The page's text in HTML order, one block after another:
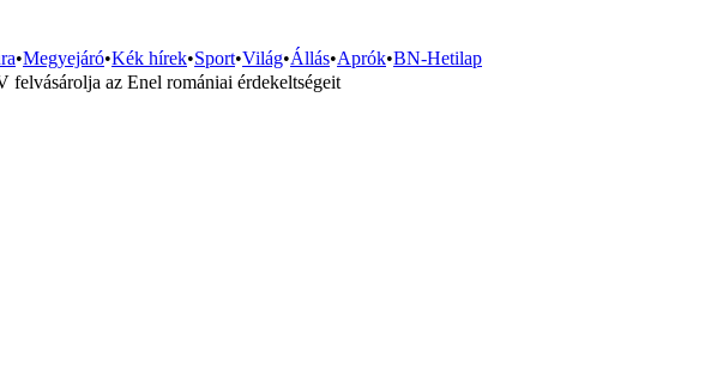
•Megyejáró•Kék hírek•Sport•Világ•Állás•Aprók•BN-Hetilap
az Enel romániai érdekeltségeit